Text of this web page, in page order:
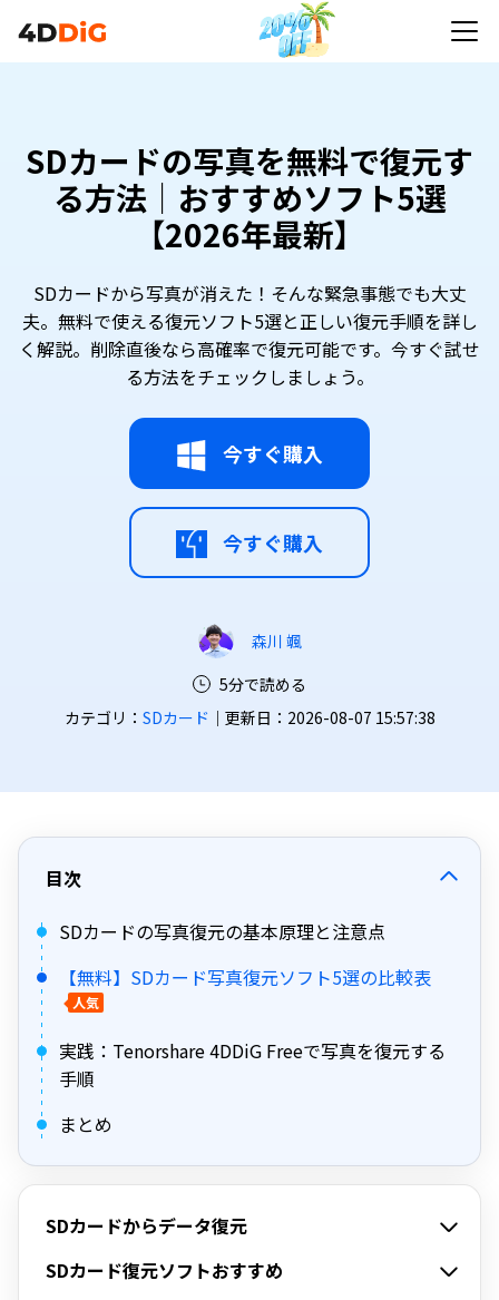
SDカードの写真を無料で復元す
る方法｜おすすめソフト5選
【2026年最新】
SDカードから写真が消えた！そんな緊急事態でも大丈
夫。無料で使える復元ソフト5選と正しい復元手順を詳し
く解説。削除直後なら高確率で復元可能です。今すぐ試せ
る方法をチェックしましょう。
今すぐ購入
今すぐ購入
森川 颯
5分で読める
カテゴリ： SDカード ｜更新日：2026-08-07 15:57:38
目次
SDカードの写真復元の基本原理と注意点
【無料】SDカード写真復元ソフト5選の比較表
人気
実践：Tenorshare 4DDiG Freeで写真を復元する
手順
まとめ
SDカードからデータ復元
SDカード復元ソフトおすすめ